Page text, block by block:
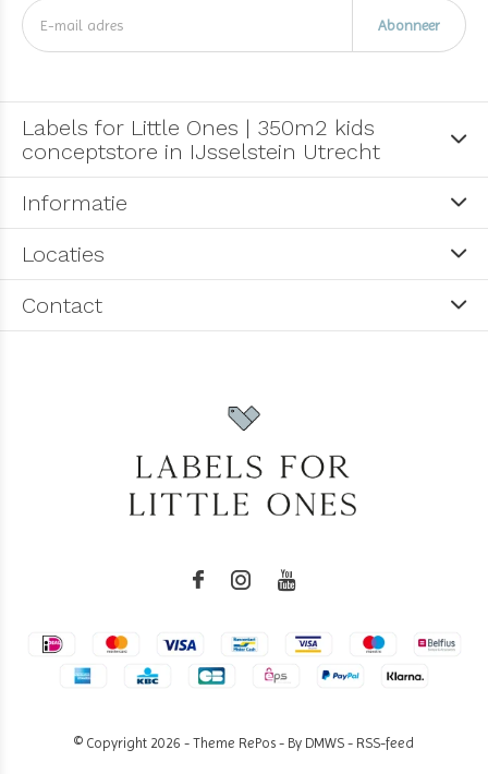
Abonneer
Labels for Little Ones | 350m2 kids
conceptstore in IJsselstein Utrecht
Informatie
Locaties
Contact
© Copyright 2026 - Theme RePos - By DMWS - RSS-feed